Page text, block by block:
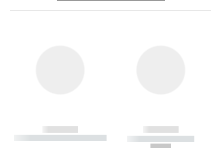
------------
----------- ----------- --------
------------
----------- -----------